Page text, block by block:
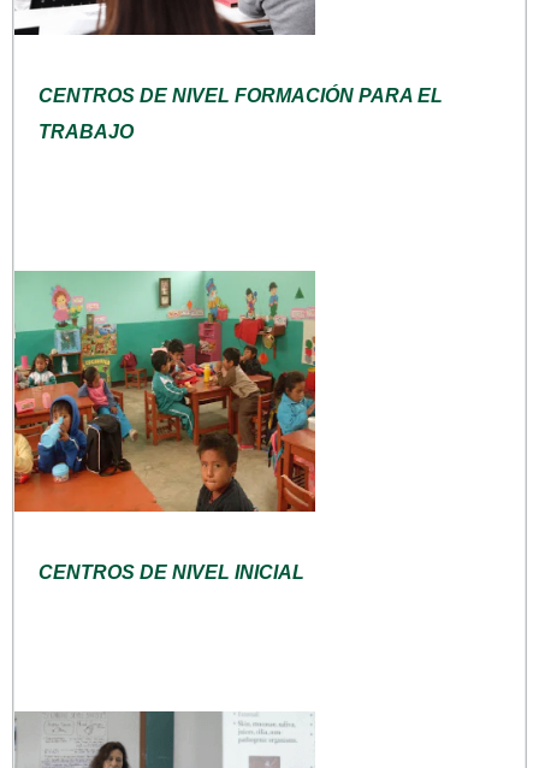
CENTROS DE NIVEL FORMACIÓN PARA EL
TRABAJO
CENTROS DE NIVEL INICIAL